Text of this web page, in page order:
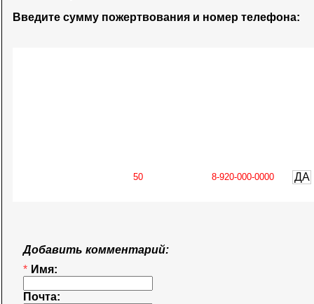
Введите сумму пожертвования и номер телефона:
ДА
Добавить комментарий:
* Имя:
Почта: